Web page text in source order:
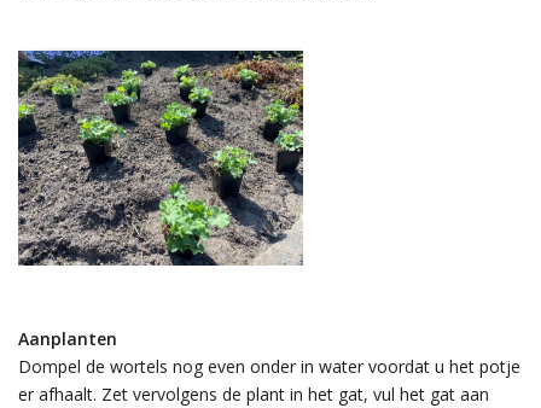
Aanplanten
Dompel de wortels nog even onder in water voordat u het potje
er afhaalt. Zet vervolgens de plant in het gat, vul het gat aan